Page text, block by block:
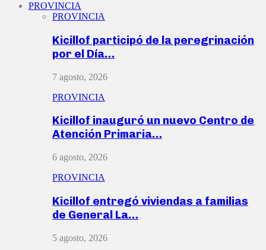
PROVINCIA
PROVINCIA
Kicillof participó de la peregrinación
por el Día…
7 agosto, 2026
PROVINCIA
Kicillof inauguró un nuevo Centro de
Atención Primaria…
6 agosto, 2026
PROVINCIA
Kicillof entregó viviendas a familias
de General La…
5 agosto, 2026